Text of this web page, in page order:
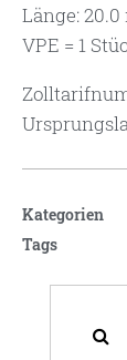
Länge: 20.0
VPE = 1
Kategorien
Tags